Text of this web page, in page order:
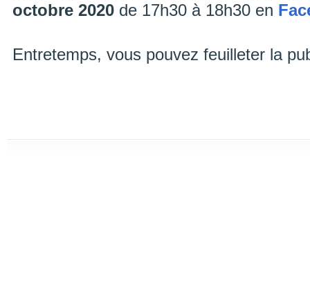
octobre 2020 de 17h30 à 18h30 en
Entretemps, vous pouvez feuilleter la